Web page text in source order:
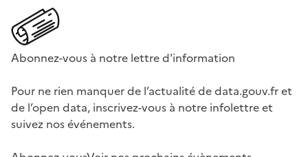
Abonnez-vous à notre lettre d'information
Pour ne rien manquer de l’actualité de data.gouv.fr et
de l’open data, inscrivez-vous à notre infolettre et
suivez nos événements.